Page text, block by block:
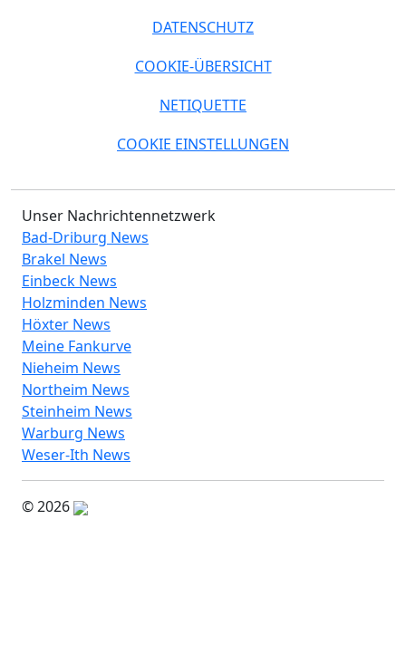
DATENSCHUTZ
COOKIE-ÜBERSICHT
NETIQUETTE
COOKIE EINSTELLUNGEN
Unser Nachrichtennetzwerk
Bad-Driburg News
Brakel News
Einbeck News
Holzminden News
Höxter News
Meine Fankurve
Nieheim News
Northeim News
Steinheim News
Warburg News
Weser-Ith News
© 2026